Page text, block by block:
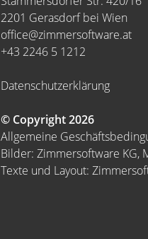
2201 Gerasdorf bei Wien
office@zimmersoftware.at
+43 2246 5 1212
Datenschutzerklärung
© Copyright 2026
Allgemeine
Bilder: Zimmersoftware KG,
Texte und Layout: